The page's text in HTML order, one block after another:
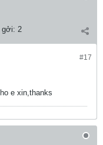
gởi: 2
#17
e xin,thanks